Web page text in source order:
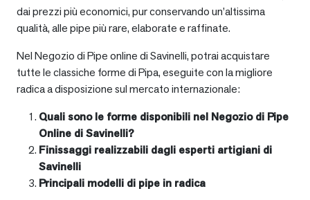
dai prezzi più economici, pur conservando un’altissima
qualità, alle pipe più rare, elaborate e raffinate.
Nel Negozio di Pipe online di Savinelli, potrai acquistare
tutte le classiche forme di Pipa, eseguite con la migliore
radica a disposizione sul mercato internazionale:
Quali sono le forme disponibili nel Negozio di Pipe
Online di Savinelli?
Finissaggi realizzabili dagli esperti artigiani di
Savinelli
Principali modelli di pipe in radica